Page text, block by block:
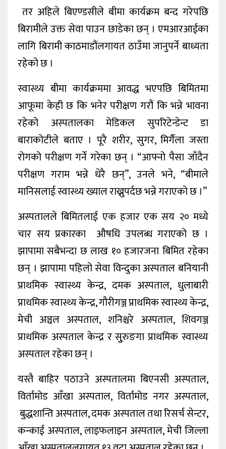
तर अहिले बिएण्डसीले बीमा कार्यक्रम बन्द गरेपछि
बिरामीले उक्त सेवा पाउन छाडेका छन् । एमआरआईका
लागि बिरामी काठमाडौंलगायत ठाउँमा जानुपर्ने बाध्यता
रहेको छ ।
स्वास्थ्य बीमा कार्यक्रममा आवद्ध भएपछि बिमितमा
आफूमा केही छ कि भनेर परीक्षण गरौं कि भन्ने भावना
रहेको अस्पतालका मेडिकल सुपरिटेन्डेन्ट डा
बाराकोटीले बताए । पूरै शरीर, सुगर, मिर्गैला जस्ता
रोगको परीक्षण गर्ने गरेका छन् । “आफ्नो पैसा जाँदैन
परीक्षण गराम भन्ने धेरै छन्”, उनले भने, “बीमाले
मानिसलाई स्वास्थ्य ख्याल राख्नुपर्दछ भन्ने गराएको छ ।”
अस्पतालले बिमितलाई एक हजार एक सय २० मध्ये
चार सय प्रकारका औषधि उपलब्ध गराएको छ ।
झापामा सबैभन्दा छ लाख १० हजारजना बिमित रहेका
छन् । झापामा पहिलो सेवा विन्दुका अस्पताल बनियानी
प्राथमिक स्वास्थ्य केन्द्र, दमक अस्पताल, धुलाबारी
प्राथमिक स्वास्थ्य केन्द्र, गौरीगञ्ज प्राथमिक स्वास्थ्य केन्द्र,
मेची अञ्चल अस्पताल, शनिश्चरे अस्पताल, शिवगञ्ज
प्राथमिक अस्पताल केन्द्र र सुुरुङगा प्राथमिक स्वास्थ्य
अस्पताल रहेका छन् ।
यस्तै बाहिर पठाउने अस्पतालमा बिएनसी अस्पताल,
विर्तामोड आँखा अस्पताल, विर्तामोड नगर अस्पताल,
बुद्धशान्ति अस्पताल, दमक अस्पताल तथा रिसर्च सेन्टर,
कन्काई अस्पताल, लाइफलाइन अस्पताल, मेची जिल्ला